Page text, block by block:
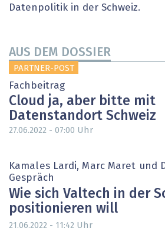
Datenpolitik in der Schweiz.
AUS DEM DOSSIER
PARTNER-POST
Fachbeitrag
Cloud ja, aber bitte mit
Datenstandort Schweiz
27.06.2022 - 07:00 Uhr
Kamales Lardi, Marc Maret und
Gespräch
Wie sich Valtech in der
positionieren will
21.06.2022 - 11:42 Uhr